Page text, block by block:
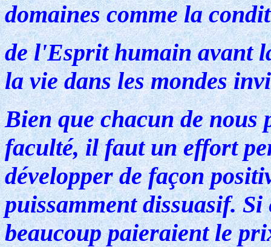
domaines comme la
de l'Esprit humain avant
la vie dans les mondes
Bien que chacun de nous
faculté, il faut un effort
développer de façon
puissamment dissuasif.
beaucoup paieraient le